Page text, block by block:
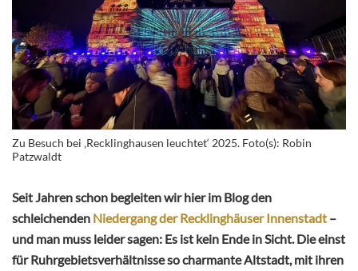
Zu Besuch bei ‚Recklinghausen leuchtet‘ 2025. Foto(s): Robin
Patzwaldt
Seit Jahren schon begleiten wir hier im Blog den
schleichenden Niedergang der Recklinghäuser Innenstadt –
und man muss leider sagen: Es ist kein Ende in Sicht. Die einst
für Ruhrgebietsverhältnisse so charmante Altstadt, mit ihren